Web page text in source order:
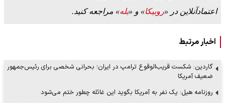
اعتمادآنلاین در «روبیکا» و «بله» مراجعه کنید.
اخبار مرتبط
گاردین: شکست قریب‌الوقوع ترامپ در ایران؛ بحرانی شخصی برای رئیس‌جمهور
ضعیف آمریکا
روزنامه هیل: یک نفر به آمریکا بگوید این غائله چطور ختم می‌شود